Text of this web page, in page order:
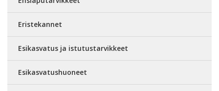
Eristekannet
Esikasvatus ja istutustarvikkeet
Esikasvatushuoneet